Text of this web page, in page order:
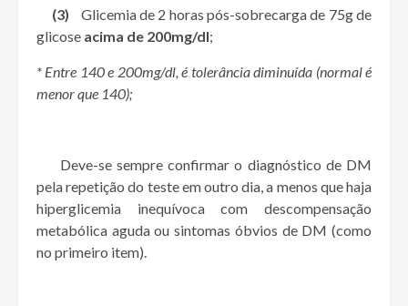
(3)
Glicemia de 2 horas pós-sobrecarga de 75g de
glicose acima de 200mg/dl;
* Entre 140 e 200mg/dl, é tolerância diminuída (normal é
menor que 140);
Deve-se sempre confirmar o diagnóstico de DM
pela repetição do teste em outro dia, a menos que haja
hiperglicemia inequívoca com descompensação
metabólica aguda ou sintomas óbvios de DM (como
no primeiro item).